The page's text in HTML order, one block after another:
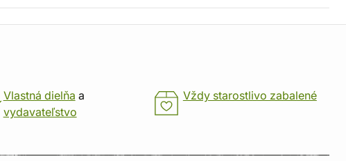
Vlastná dielňa a
vydavateľstvo
Vždy starostlivo zabalené